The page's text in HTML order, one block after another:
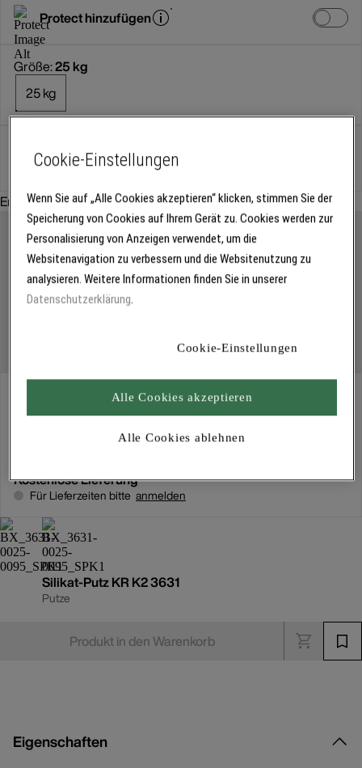
Protect hinzufügen
Größe:25 kg
25 kg
Gebinde
Empfohlenes Zubehör:
Kostenlose Lieferung
Für Lieferzeiten bitte anmelden
Silikat-Putz KR K2 3631
Putze
Produkt in den Warenkorb
Eigenschaften
Cookie-Einstellungen
Wenn Sie auf „Alle Cookies akzeptieren“ klicken, stimmen Sie der
Speicherung von Cookies auf Ihrem Gerät zu. Cookies werden zur
Personalisierung von Anzeigen verwendet, um die
Websitenavigation zu verbessern und die Websitenutzung zu
analysieren. Weitere Informationen finden Sie in unserer
Datenschutzerklärung.
Cookie-Einstellungen
Alle Cookies ablehnen
Alle Cookies akzeptieren